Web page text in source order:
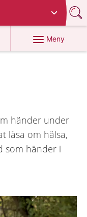
Meny
händer under
läsa om hälsa,
som händer i